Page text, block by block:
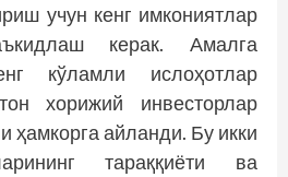
учун кенг имкониятлар
керак. Амалга
кўламли ислоҳотлар
хорижий инвесторлар
ҳамкорга айланди. Бу икки
тараққиёти ва